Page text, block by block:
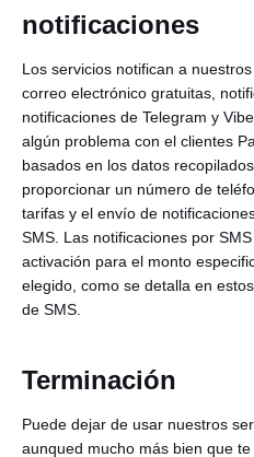
notificaciones
Los servicios notifican a
correo electrónico gratuitas,
notificaciones de Telegram y
algún problema con el clientes
basados en los datos
proporcionar un número de
tarifas y el envío de
SMS. Las notificaciones por
activación para el monto
elegido, como se detalla en
de SMS.
Terminación
Puede dejar de usar nuestros
aunqued mucho más bien que